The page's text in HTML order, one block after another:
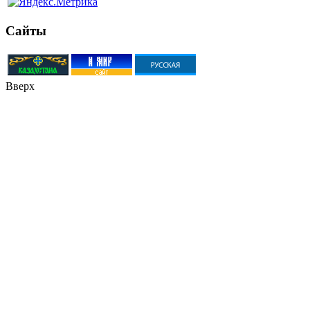
Сайты
Вверх